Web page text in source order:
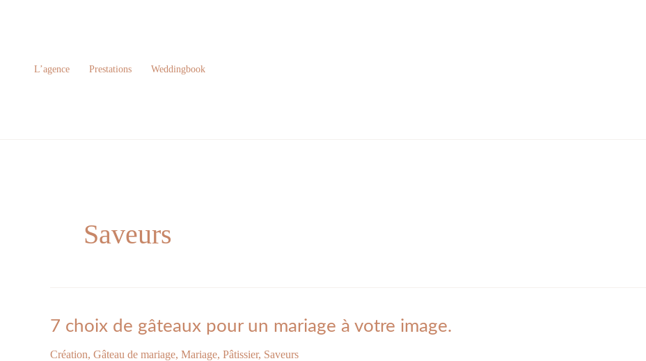
L’agence Prestations Weddingbook
Saveurs
7 choix de gâteaux pour un mariage à votre image.
Création, Gâteau de mariage, Mariage, Pâtissier, Saveurs
7
choix
gâteaux